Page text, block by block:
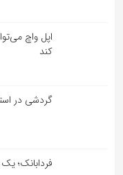
اپل واچ
کند
گردشی در
فردابانک؛ یک